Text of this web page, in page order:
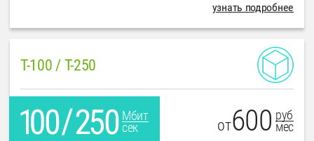
узнать подробнее
T-100 / T-250
Мбит
сек
от600 руб
мес